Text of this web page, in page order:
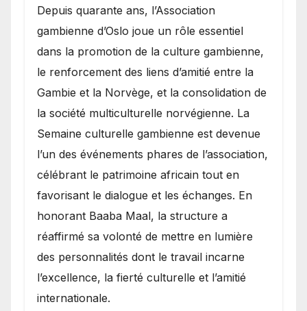
​Depuis quarante ans, l’Association
gambienne d’Oslo joue un rôle essentiel
dans la promotion de la culture gambienne,
le renforcement des liens d’amitié entre la
Gambie et la Norvège, et la consolidation de
la société multiculturelle norvégienne. La
Semaine culturelle gambienne est devenue
l’un des événements phares de l’association,
célébrant le patrimoine africain tout en
favorisant le dialogue et les échanges. En
honorant Baaba Maal, la structure a
réaffirmé sa volonté de mettre en lumière
des personnalités dont le travail incarne
l’excellence, la fierté culturelle et l’amitié
internationale.